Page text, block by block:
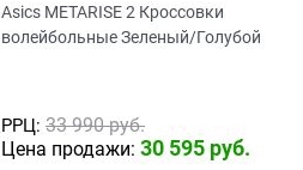
Asics METARISE 2 Кроссовки
волейбольные Зеленый/Голубой
РРЦ: 33 990 руб.
Цена продажи: 30 595 руб.